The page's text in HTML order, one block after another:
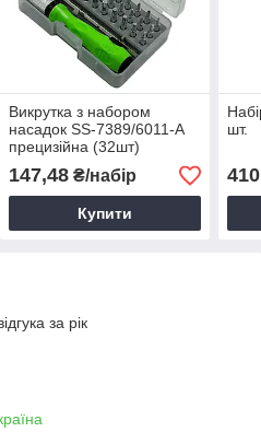
Викрутка з набором
насадок SS-7389/6011-А
прецизійна (32шт)
викрутка для ремонту
електроніки
147,48₴/набір
Купити
шт.
за рік